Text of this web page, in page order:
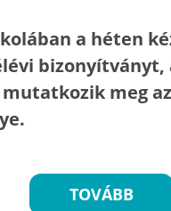
a héten
bizonyítványt,
meg
TOVÁBB